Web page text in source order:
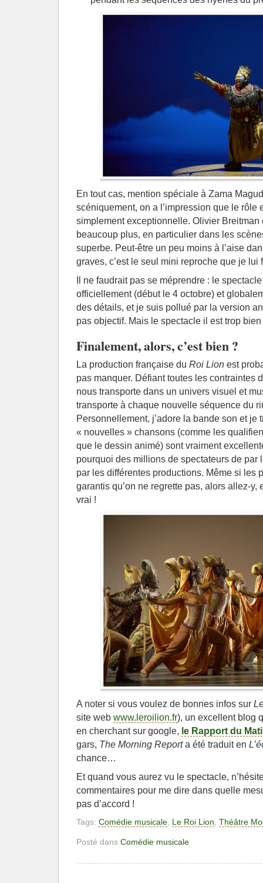
En tout cas, mention spéciale à Zama
scéniquement, on a l’impression que le rôle
simplement exceptionnelle. Olivier Breitman
beaucoup plus, en particulier dans les
superbe. Peut-être un peu moins à l’aise
graves, c’est le seul mini reproche que je lui
Il ne faudrait pas se méprendre : le
officiellement (début le 4 octobre) et
des détails, et je suis pollué par la version
pas objectif. Mais le spectacle il est trop bien
Finalement, alors, c’est bien ?
La production française du Roi Lion est
pas manquer. Défiant toutes les contraintes
nous transporte dans un univers visuel et
transporte à chaque nouvelle séquence du
Personnellement, j’adore la bande son et je
« nouvelles » chansons (comme les
que le dessin animé) sont vraiment
pourquoi des millions de spectateurs de par
par les différentes productions. Même si les
garantis qu’on ne regrette pas, alors allez-
vrai !
A noter si vous voulez de bonnes infos sur
site web www.leroilion.fr), un excellent blog
en cherchant sur google, le Rapport du
gars, The Morning Reporta été traduit en
chance…
Et quand vous aurez vu le spectacle,
commentaires pour me dire dans quelle
pas d’accord !
Tags: Comédie musicale, Le Roi Lion, Théâtre
Posté dans Comédie musicale